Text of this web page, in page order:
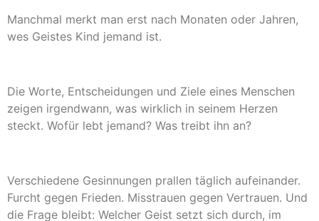
Manchmal merkt man erst nach Monaten oder Jahren,
wes Geistes Kind jemand ist.
Die Worte, Entscheidungen und Ziele eines Menschen
zeigen irgendwann, was wirklich in seinem Herzen
steckt. Wofür lebt jemand? Was treibt ihn an?
Verschiedene Gesinnungen prallen täglich aufeinander.
Furcht gegen Frieden. Misstrauen gegen Vertrauen. Und
die Frage bleibt: Welcher Geist setzt sich durch, im